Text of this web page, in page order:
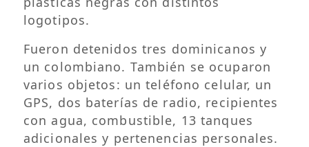
logotipos.
Fueron detenidos tres dominicanos y
un colombiano. También se ocuparon
varios objetos: un teléfono celular, un
GPS, dos baterías de radio, recipientes
con agua, combustible, 13 tanques
adicionales y pertenencias personales.